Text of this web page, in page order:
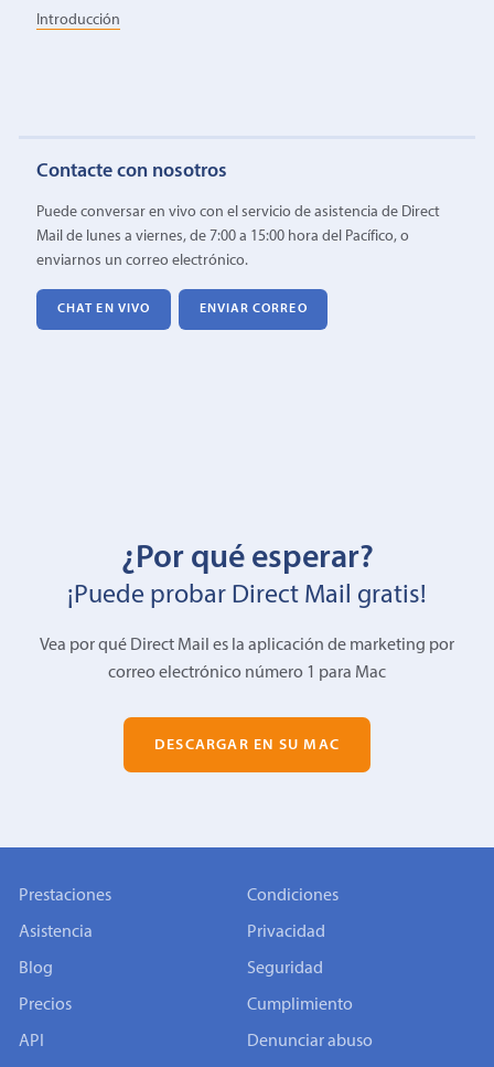
Introducción
Contacte con nosotros
Puede conversar en vivo con el servicio de asistencia de Direct
Mail de lunes a viernes, de 7:00 a 15:00 hora del Pacífico, o
enviarnos un correo electrónico.
CHAT EN VIVO ENVIAR CORREO
¿Por qué esperar?
¡Puede probar Direct Mail gratis!
Vea por qué Direct Mail es la aplicación de marketing por
correo electrónico número 1 para Mac
DESCARGAR EN SU MAC
Prestaciones
Asistencia
Blog
Precios
API
Condiciones
Privacidad
Seguridad
Cumplimiento
Denunciar abuso